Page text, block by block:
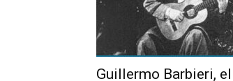
Guillermo Barbieri,